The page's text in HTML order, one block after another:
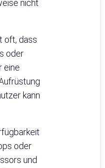
nicht
oft, dass
oder
eine
kann
oder
und